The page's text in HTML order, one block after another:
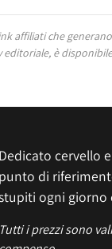
affiliati che
editoriale, è
Dedicato cervello
punto di
ogni giorno
Tutti i prezzi sono